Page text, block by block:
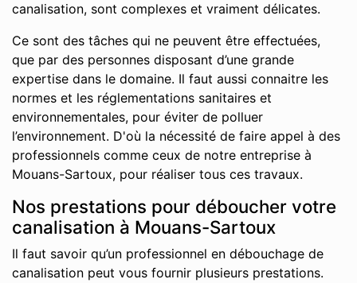
canalisation, sont complexes et vraiment délicates.
Ce sont des tâches qui ne peuvent être effectuées,
que par des personnes disposant d’une grande
expertise dans le domaine. Il faut aussi connaitre les
normes et les réglementations sanitaires et
environnementales, pour éviter de polluer
l’environnement. D'où la nécessité de faire appel à des
professionnels comme ceux de notre entreprise à
Mouans-Sartoux, pour réaliser tous ces travaux.
Nos prestations pour déboucher votre
canalisation à Mouans-Sartoux
Il faut savoir qu’un professionnel en débouchage de
canalisation peut vous fournir plusieurs prestations.